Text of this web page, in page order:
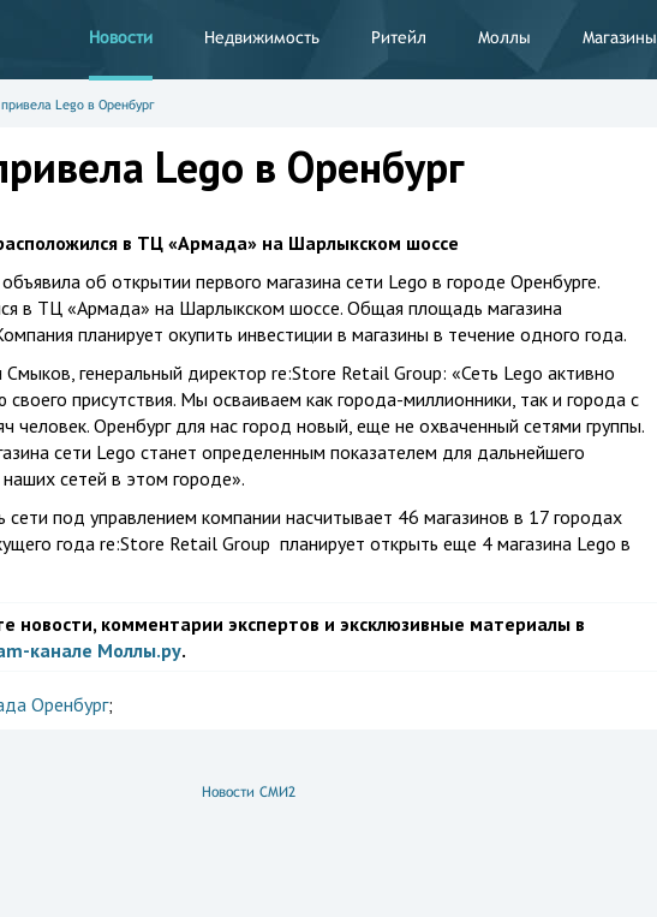
Новости Недвижимость Ритейл Моллы Магазины
Lego в Оренбург
Lego в Оренбург
в ТЦ «Армада» на Шарлыкском шоссе
об открытии первого магазина сети Lego в городе Оренбурге.
в ТЦ «Армада» на Шарлыкском шоссе. Общая площадь магазина
планирует окупить инвестиции в магазины в течение одного года.
генеральный директор re:Store Retail Group: «Сеть Lego активно
своего присутствия. Мы осваиваем как города-миллионники, так и города с
человек. Оренбург для нас город новый, еще не охваченный сетями группы.
сети Lego станет определенным показателем для дальнейшего
сетей в этом городе».
сети под управлением компании насчитывает 46 магазинов в 17 городах
года re:Store Retail Group планирует открыть еще 4 магазина Lego в
новости, комментарии экспертов и эксклюзивные материалы в
канале Моллы.ру.
Оренбург;
Новости СМИ2